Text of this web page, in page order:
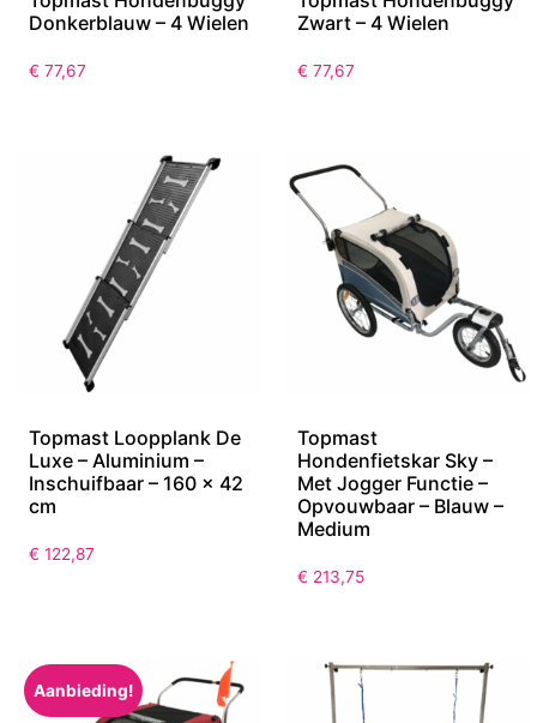
Donkerblauw – 4 Wielen
€ 77,67
Zwart – 4 Wielen
€ 77,67
Topmast Loopplank De
Luxe – Aluminium –
Inschuifbaar – 160 x 42
cm
€ 122,87
Topmast
Hondenfietskar Sky –
Met Jogger Functie –
Opvouwbaar – Blauw –
Medium
€ 213,75
Aanbieding!